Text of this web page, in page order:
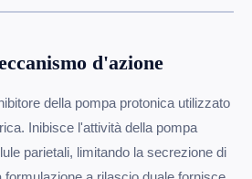
d'azione
della pompa protonica utilizzato
Inibisce l'attività della pompa
parietali, limitando la secrezione di